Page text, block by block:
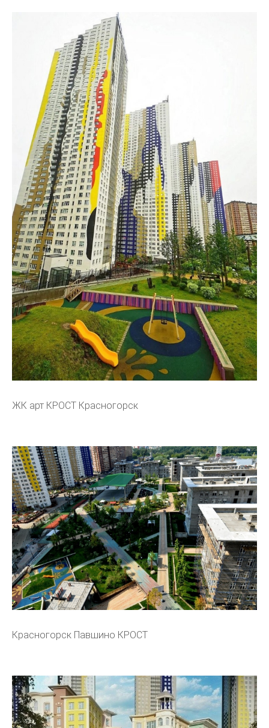
ЖК арт КРОСТ Красногорск
Красногорск Павшино КРОСТ